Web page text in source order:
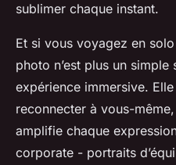
sublimer chaque instant.
Et si vous voyagez en
photo n’est plus un simple
expérience immersive.
reconnecter à vous-
amplifie chaque
corporate - portraits